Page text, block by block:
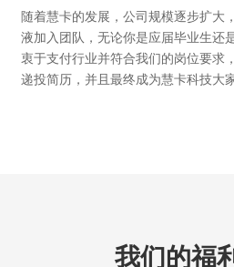
随着慧卡的发展，公司规模逐步扩大
液加入团队，无论你是应届毕业生还
衷于支付行业并符合我们的岗位要求
递投简历，并且最终成为慧卡科技大
我们的福